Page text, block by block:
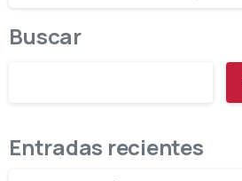
Buscar
Entradas recientes